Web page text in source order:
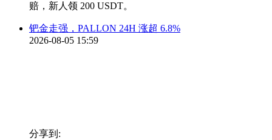
赔，新人领 200 USDT。
钯金走强，PALLON 24H 涨超 6.8%
2026-08-05 15:59
分享到: